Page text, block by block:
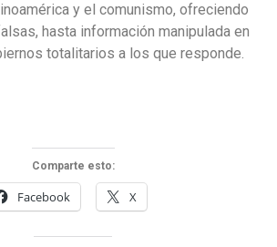
y el comunismo, ofreciendo
hasta información manipulada en
totalitarios a los que responde.
Comparte esto:
Facebook X